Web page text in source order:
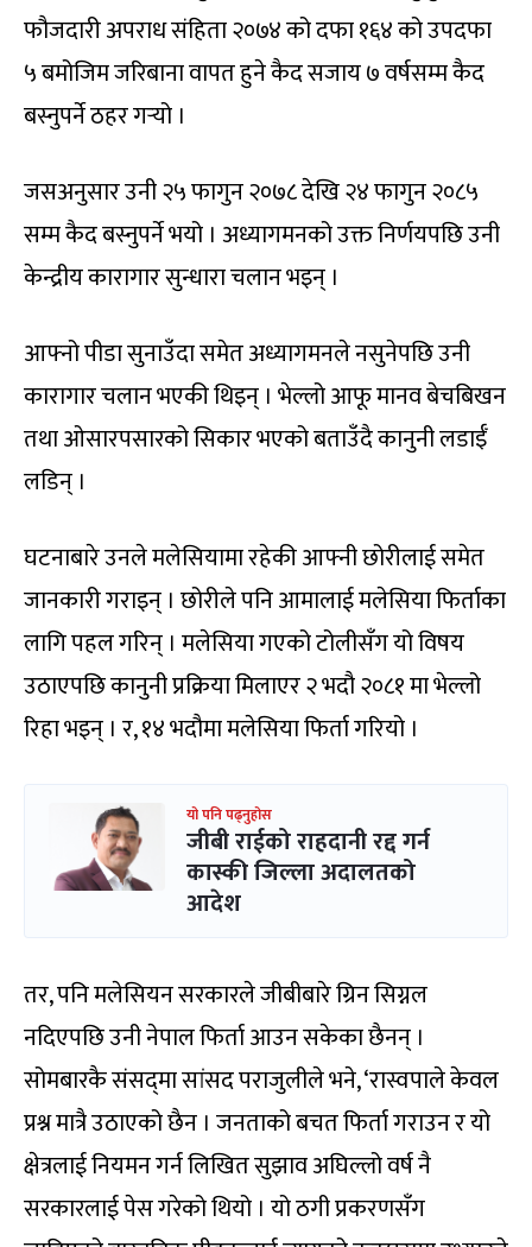
फौजदारी अपराध संहिता २०७४ को दफा १६४ को उपदफा
५ बमोजिम जरिबाना वापत हुने कैद सजाय ७ वर्षसम्म कैद
बस्नुपर्ने ठहर गर्‍यो ।
जसअनुसार उनी २५ फागुन २०७८ देखि २४ फागुन २०८५
सम्म कैद बस्नुपर्ने भयो । अध्यागमनको उक्त निर्णयपछि उनी
केन्द्रीय कारागार सुन्धारा चलान भइन् ।
आफ्नो पीडा सुनाउँदा समेत अध्यागमनले नसुनेपछि उनी
कारागार चलान भएकी थिइन् । भेल्लो आफू मानव बेचबिखन
तथा ओसारपसारको सिकार भएको बताउँदै कानुनी लडाईँ
लडिन् ।
घटनाबारे उनले मलेसियामा रहेकी आफ्नी छोरीलाई समेत
जानकारी गराइन् । छोरीले पनि आमालाई मलेसिया फिर्ताका
लागि पहल गरिन् । मलेसिया गएको टोलीसँग यो विषय
उठाएपछि कानुनी प्रक्रिया मिलाएर २ भदौ २०८१ मा भेल्लो
रिहा भइन् । र, १४ भदौमा मलेसिया फिर्ता गरियो ।
यो पनि पढ्नुहोस
जीबी राईको राहदानी रद्द गर्न
कास्की जिल्ला अदालतको
आदेश
तर, पनि मलेसियन सरकारले जीबीबारे ग्रिन सिग्नल
नदिएपछि उनी नेपाल फिर्ता आउन सकेका छैनन् ।
सोमबारकै संसद्‌मा सांसद पराजुलीले भने, ‘रास्वपाले केवल
प्रश्न मात्रै उठाएको छैन । जनताको बचत फिर्ता गराउन र यो
क्षेत्रलाई नियमन गर्न लिखित सुझाव अघिल्लो वर्ष नै
सरकारलाई पेस गरेको थियो । यो ठगी प्रकरणसँग